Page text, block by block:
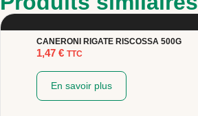
CANERONI RIGATE RISCOSSA 500G
1,47 € TTC
En savoir plus